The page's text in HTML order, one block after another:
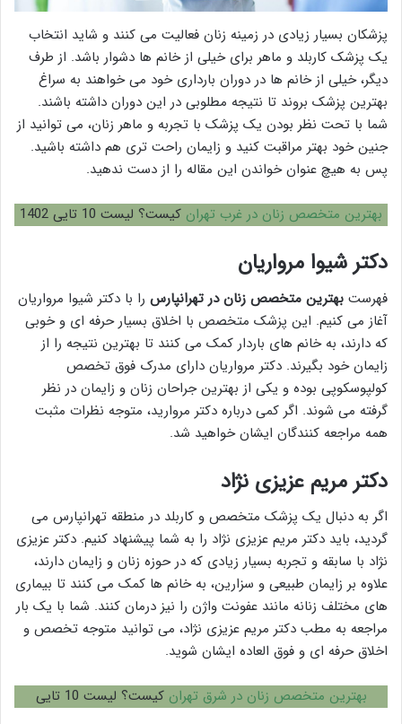
پزشکان بسیار زیادی در زمینه زنان فعالیت می کنند و شاید انتخاب
یک پزشک کاربلد و ماهر برای خیلی از خانم ها دشوار باشد. از طرف
دیگر، خیلی از خانم ها در دوران بارداری خود می خواهند به سراغ
بهترین پزشک بروند تا نتیجه مطلوبی در این دوران داشته باشند.
شما با تحت نظر بودن یک پزشک با تجربه و ماهر زنان، می توانید از
جنین خود بهتر مراقبت کنید و زایمان راحت تری هم داشته باشید.
پس به هیچ عنوان خواندن این مقاله را از دست ندهید.
بهترین متخصص زنان در غرب تهران کیست؟ لیست 10 تایی 1402
دکتر شیوا مرواریان
فهرست بهترین متخصص زنان در تهرانپارس را با دکتر شیوا مرواریان
آغاز می کنیم. این پزشک متخصص با اخلاق بسیار حرفه ای و خوبی
که دارند، به خانم های باردار کمک می کنند تا بهترین نتیجه را از
زایمان خود بگیرند. دکتر مرواریان دارای مدرک فوق تخصص
کولپوسکوپی بوده و یکی از بهترین جراحان زنان و زایمان در نظر
گرفته می شوند. اگر کمی درباره دکتر مروارید، متوجه نظرات مثبت
همه مراجعه کنندگان ایشان خواهید شد.
دکتر مریم عزیزی نژاد
اگر به دنبال یک پزشک متخصص و کاربلد در منطقه تهرانپارس می
گردید، باید دکتر مریم عزیزی نژاد را به شما پیشنهاد کنیم. دکتر عزیزی
نژاد با سابقه و تجربه بسیار زیادی که در حوزه زنان و زایمان دارند،
علاوه بر زایمان طبیعی و سزارین، به خانم ها کمک می کنند تا بیماری
های مختلف زنانه مانند عفونت واژن را نیز درمان کنند. شما با یک بار
مراجعه به مطب دکتر مریم عزیزی نژاد، می توانید متوجه تخصص و
اخلاق حرفه ای و فوق العاده ایشان شوید.
بهترین متخصص زنان در شرق تهران کیست؟ لیست 10 تایی